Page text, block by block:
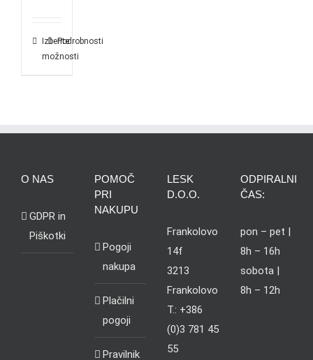
Izberite
možnosti
Podrobnosti
O NAS
GDPR in
Piškotki
POMOČ
PRI
NAKUPU
Pogoji
nakupa
Plačilni
pogoji
Pravilnik
LESK
D.O.O.
Frankolovo
14f
3213
Frankolovo
T.: +386
(0)3 781 45
55
ODPIRALNI
ČAS:
pon – pet |
8h – 16h
sobota |
8h – 12h